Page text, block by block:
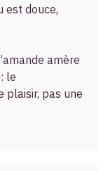
est douce,
amère
le
plaisir, pas une